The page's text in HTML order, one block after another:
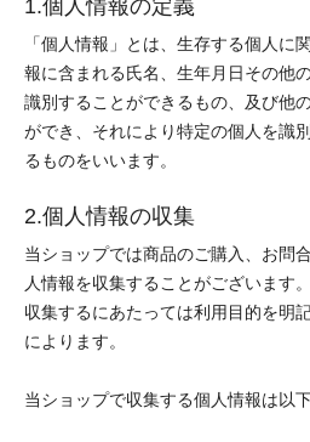
1.個人情報の定義
「個人情報」とは、生存する個人に
報に含まれる氏名、生年月日その他
識別することができるもの、及び他
ができ、それにより特定の個人を識
るものをいいます。
2.個人情報の収集
当ショップでは商品のご購入、お問
人情報を収集することがございます。
収集するにあたっては利用目的を明
によります。
当ショップで収集する個人情報は以